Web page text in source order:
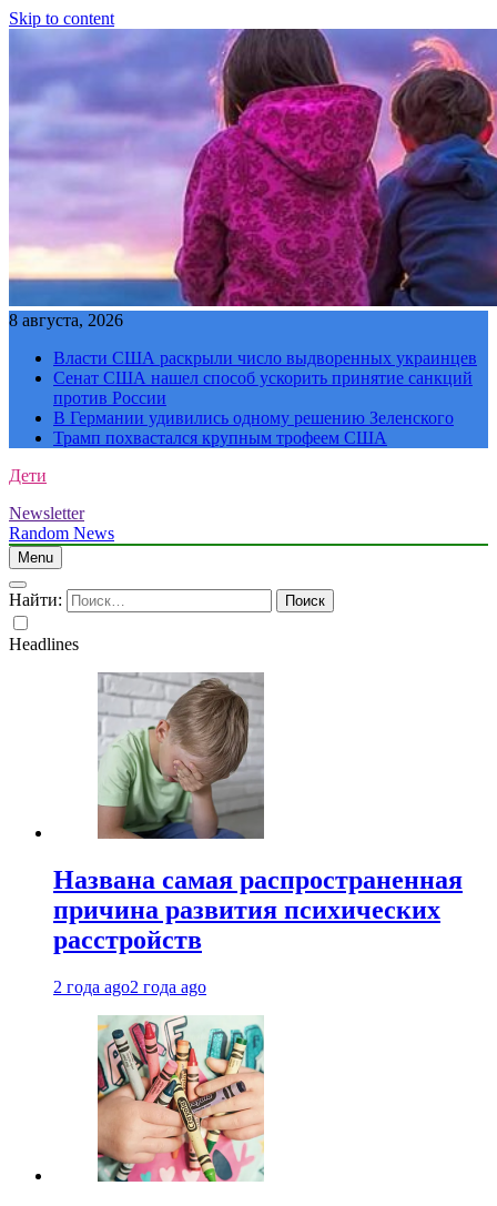
Skip to content
8 августа, 2026
Власти США раскрыли число выдворенных украинцев
Сенат США нашел способ ускорить принятие санкций
против России
В Германии удивились одному решению Зеленского
Трамп похвастался крупным трофеем США
Дети
Newsletter
Random News
Menu
Найти:
Headlines
Названа самая распространенная
причина развития психических
расстройств
2 года ago2 года ago